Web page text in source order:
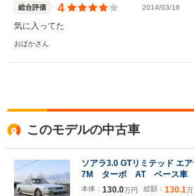
総合評価 4 2014/03/18
気に入ってた
おばかさん
このモデルの中古車
ソアラ3.0 GTリミテッド エ
7M ターボ AT ベース車
本体： 130.0万円
総額： 130.1万